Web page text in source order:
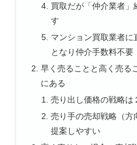
買取だが「仲介業者」
す
マンション買取業者に
となり仲介手数料不要
早く売ることと高く売る
にある
売り出し価格の戦略は
売り手の売却戦略（方
提案しやすい